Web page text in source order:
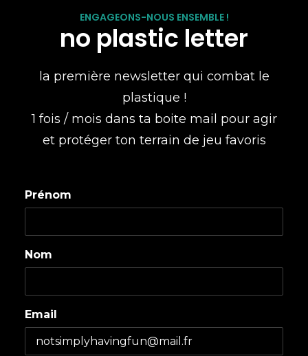
ENGAGEONS-NOUS ENSEMBLE !
no plastic letter
la première newsletter qui combat le
plastique !
1 fois / mois dans ta boite mail pour agir
et protéger ton terrain de jeu favoris
Prénom
Nom
Email